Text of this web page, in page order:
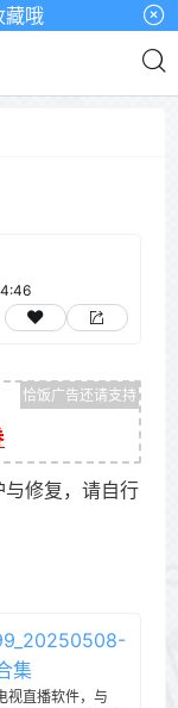
修复，请自行
集
视直播软件，与